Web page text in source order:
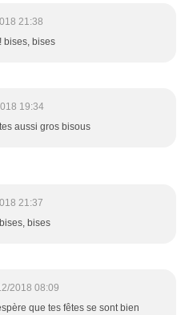
21:38
bises, bises
19:34
aussi gros bisous
21:37
bises
2018 08:09
que tes fêtes se sont bien